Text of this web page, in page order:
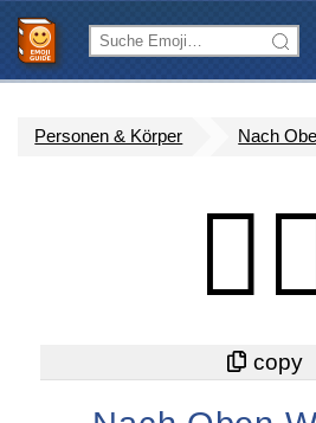
Personen & Körper Nach